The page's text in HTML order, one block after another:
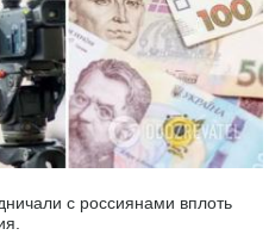
с россиянами вплоть